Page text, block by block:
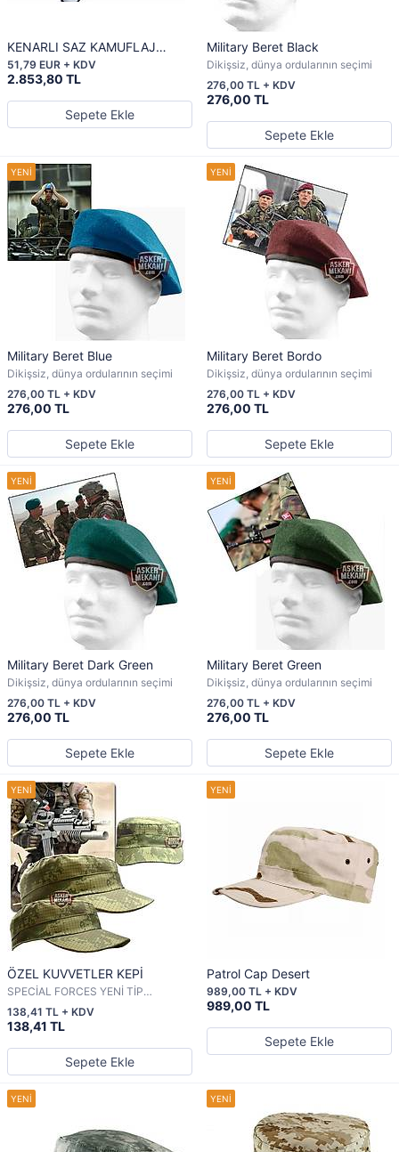
KENARLI SAZ KAMUFLAJ
ŞAPKA
2.853,80 TL
51,79 EUR + KDV
Sepete Ekle
Military Beret Black
Dikişsiz, dünya ordularının seçimi
276,00 TL
276,00 TL + KDV
Sepete Ekle
Military Beret Blue
Dikişsiz, dünya ordularının seçimi
276,00 TL
276,00 TL + KDV
Sepete Ekle
Military Beret Bordo
Dikişsiz, dünya ordularının seçimi
276,00 TL
276,00 TL + KDV
Sepete Ekle
Military Beret Dark Green
Dikişsiz, dünya ordularının seçimi
276,00 TL
276,00 TL + KDV
Sepete Ekle
Military Beret Green
Dikişsiz, dünya ordularının seçimi
276,00 TL
276,00 TL + KDV
Sepete Ekle
ÖZEL KUVVETLER KEPİ
SPECİAL FORCES YENİ TİP
KAMUFLAJ
138,41 TL
138,41 TL + KDV
Sepete Ekle
Patrol Cap Desert
989,00 TL
989,00 TL + KDV
Sepete Ekle